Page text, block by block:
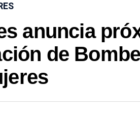
anuncia
de